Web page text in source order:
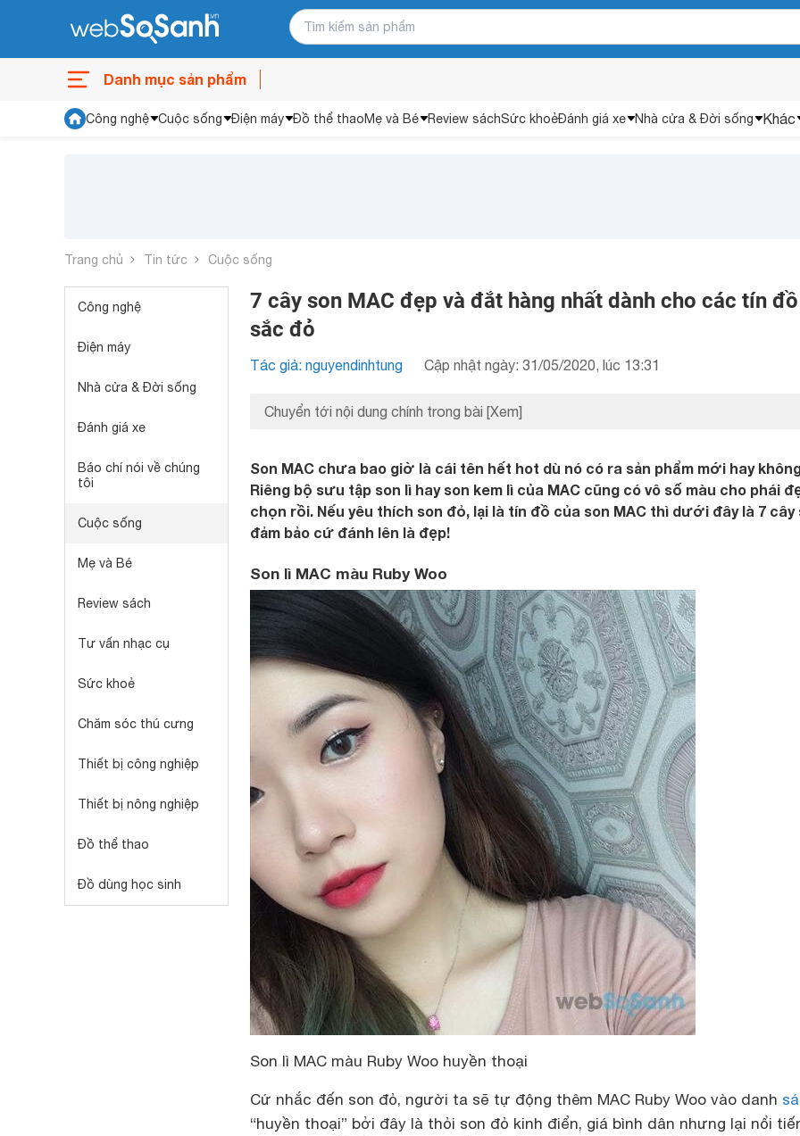
Danh mục sản phẩm
Công nghệ Cuộc sống Điện máy Đồ thể thaoMẹ và Bé Review sáchSức khoẻĐánh giá xe Nhà cửa & Đời sống Khác
Trang chủ Tin tức Cuộc sống
Công nghệ
Điện máy
Nhà cửa & Đời sống
Đánh giá xe
Báo chí nói về chúng
tôi
Cuộc sống
Mẹ và Bé
Review sách
Tư vấn nhạc cụ
Sức khoẻ
Chăm sóc thú cưng
Thiết bị công nghiệp
Thiết bị nông nghiệp
Đồ thể thao
Đồ dùng học sinh
7 cây son MAC đẹp và đắt hàng nhất dành cho các tín
sắc đỏ
Tác giả: nguyendinhtung Cập nhật ngày: 31/05/2020, lúc 13:31
Chuyển tới nội dung chính trong bài [Xem]
Son MAC chưa bao giờ là cái tên hết hot dù nó có ra sản phẩm mới hay
Riêng bộ sưu tập son lì hay son kem lì của MAC cũng có vô số màu cho phái
chọn rồi. Nếu yêu thích son đỏ, lại là tín đồ của son MAC thì dưới đây là 7 cây
đảm bảo cứ đánh lên là đẹp!
Son lì MAC màu Ruby Woo
Son lì MAC màu Ruby Woo huyền thoại
Cứ nhắc đến son đỏ, người ta sẽ tự động thêm MAC Ruby Woo vào danh
“huyền thoại” bởi đây là thỏi son đỏ kinh điển, giá bình dân nhưng lại nổi